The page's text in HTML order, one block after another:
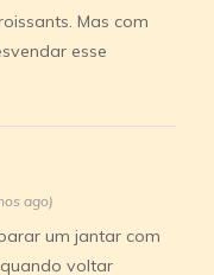
Mas com
esse
ago)
um jantar com
voltar